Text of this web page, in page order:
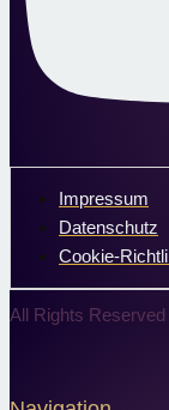
Impressum
Datenschutz
Cookie-
All Rights